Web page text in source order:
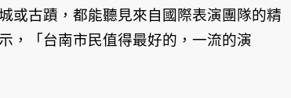
或古蹟，都能聽見來自國際表演團隊的精
，「台南市民值得最好的，一流的演